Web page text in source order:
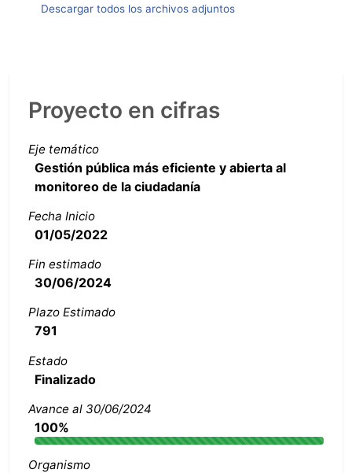
Descargar todos los archivos adjuntos
Proyecto en cifras
Eje temático
Gestión pública más eficiente y abierta al
monitoreo de la ciudadanía
Fecha Inicio
01/05/2022
Fin estimado
30/06/2024
Plazo Estimado
791
Estado
Finalizado
Avance al 30/06/2024
100%
Organismo